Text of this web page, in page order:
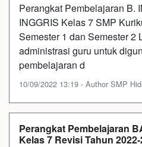
Perangkat Pembelajaran B.
INGGRIS Kelas 7 SMP
Semester 1 dan Semester 2
administrasi guru untuk
pembelajaran d
10/09/2022 13:19 - Author SMP
Perangkat Pembelajaran
Kelas 7 Revisi Tahun